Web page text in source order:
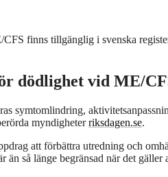
finns tillgänglig i svenska
dödlighet vid ME/
symtomlindring,
myndigheterriksdagen.se.
att förbättra utredning och
så länge begränsad när det gäller